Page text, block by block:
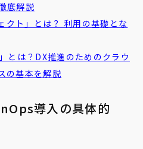
底解説
ト」とは？ 利用の基礎とな
とは？DX推進のためのクラウ
の基本を解説
導入の具体的